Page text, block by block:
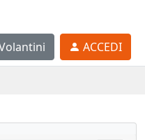
ACCEDI